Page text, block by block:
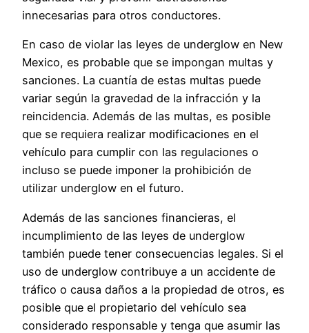
innecesarias para otros conductores.
En caso de violar las leyes de underglow en New
Mexico, es probable que se impongan multas y
sanciones. La cuantía de estas multas puede
variar según la gravedad de la infracción y la
reincidencia. Además de las multas, es posible
que se requiera realizar modificaciones en el
vehículo para cumplir con las regulaciones o
incluso se puede imponer la prohibición de
utilizar underglow en el futuro.
Además de las sanciones financieras, el
incumplimiento de las leyes de underglow
también puede tener consecuencias legales. Si el
uso de underglow contribuye a un accidente de
tráfico o causa daños a la propiedad de otros, es
posible que el propietario del vehículo sea
considerado responsable y tenga que asumir las